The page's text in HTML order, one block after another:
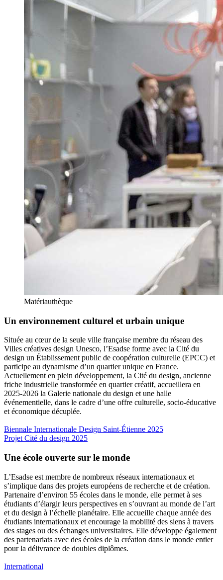
Matériauthèque
Un environnement culturel et urbain unique
Située au cœur de la seule ville française membre du réseau des
Villes créatives design Unesco, l’Esadse forme avec la Cité du
design un Établissement public de coopération culturelle (EPCC) et
participe au dynamisme d’un quartier unique en France.
Actuellement en plein développement, la Cité du design, ancienne
friche industrielle transformée en quartier créatif, accueillera en
2025-2026 la Galerie nationale du design et une halle
événementielle, dans le cadre d’une offre culturelle, socio-éducative
et économique décuplée.
Biennale Internationale Design Saint-Étienne 2025
Projet Cité du design 2025
Une école ouverte sur le monde
L’Esadse est membre de nombreux réseaux internationaux et
s’implique dans des projets européens de recherche et de création.
Partenaire d’environ 55 écoles dans le monde, elle permet à ses
étudiants d’élargir leurs perspectives en s’ouvrant au monde de l’art
et du design à l’échelle planétaire. Elle accueille chaque année des
étudiants internationaux et encourage la mobilité des siens à travers
des stages ou des échanges universitaires. Elle développe également
des partenariats avec des écoles de la création dans le monde entier
pour la délivrance de doubles diplômes.
International